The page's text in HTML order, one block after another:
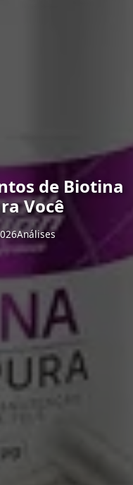
de Biotina
Você
Análises